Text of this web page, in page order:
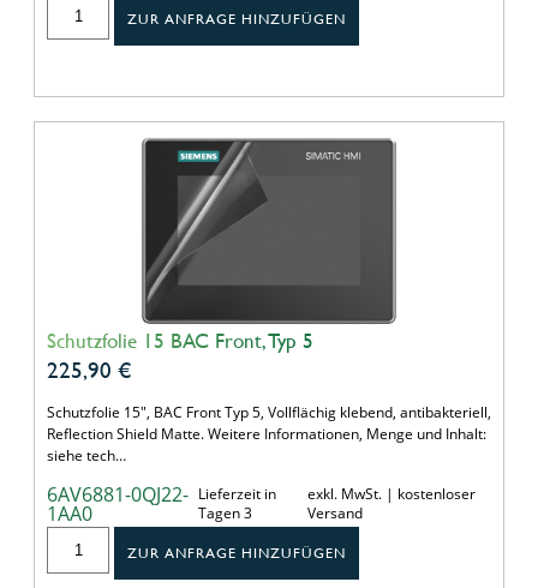
ZUR ANFRAGE HINZUFÜGEN
Schutzfolie 15 BAC Front, Typ 5
225,90 €
Schutzfolie 15", BAC Front Typ 5, Vollflächig klebend, antibakteriell,
Reflection Shield Matte. Weitere Informationen, Menge und Inhalt:
siehe tech…
6AV6881-0QJ22-
1AA0
Lieferzeit in
Tagen 3
exkl. MwSt. | kostenloser
Versand
ZUR ANFRAGE HINZUFÜGEN